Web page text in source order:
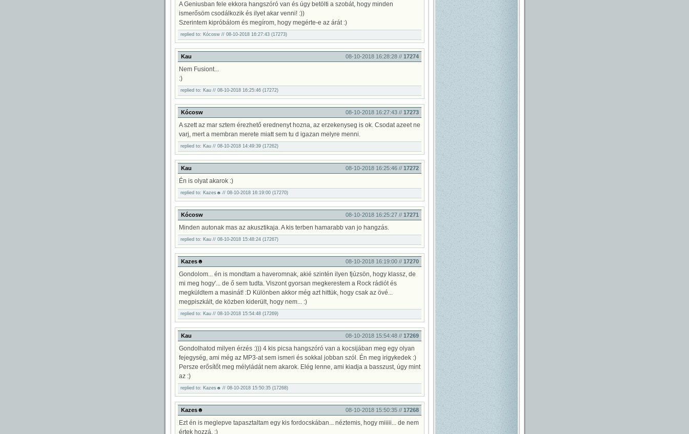
A Geniusban fele ekkora hangszóró van és úgy betölti a szobát, hogy minden
ismerősöm csodálkozik és ilyet akar venni! :))
Szerintem kipróbálom és megírom, hogy megérte-e az árát :)
replied to: Kócosw // 08-10-2018 16:27:43 (17273)
Kau 08-10-2018 16:28:28 // 17274
Nem Fusiont...
:)
replied to: Kau // 08-10-2018 16:25:46 (17272)
Kócosw 08-10-2018 16:27:43 // 17273
A szett az mar sztem érezhető erednenyt hozna, az erzekenyseg is ok. Csodat azeet ne
varj, mert a membran merete miatt sem tu d igazan melyre menni.
replied to: Kau // 08-10-2018 14:49:39 (17262)
Kau 08-10-2018 16:25:46 // 17272
Én is olyat akarok :)
replied to: Kazes☻ // 08-10-2018 16:19:00 (17270)
Kócosw 08-10-2018 16:25:27 // 17271
Minden autonak mas az akusztikaja. A kis terben hamarabb van jo hangzás.
replied to: Kau // 08-10-2018 15:48:24 (17267)
Kazes☻ 08-10-2018 16:19:00 // 17270
Gondolom... én is mondtam a haveromnak, akié szintén ilyen fjúzsön, hogy klassz, de
mi meg hogy'... de ő sem tudta. Viszont gyorsan megkerestem a Rock rádiót és
megküldtem a masinát! :D Különben akkor még azt hittük, hogy csak az övé...
megpiszkált, de közben kiderült, hogy nem... :)
replied to: Kau // 08-10-2018 15:54:48 (17269)
Kau 08-10-2018 15:54:48 // 17269
Gondolhatod milyen érzés :))) 4 kis picsa hangszóró van a kocsijában meg egy olyan
fejegység, ami még az MP3-at sem ismeri és sokkal jobban szól. Én meg irigykedek :)
Persze erősítőt meg mélyládát nem akarok. Elég lenne, ami kiadja a basszust, úgy mint
az :)
replied to: Kazes☻ // 08-10-2018 15:50:35 (17268)
Kazes☻ 08-10-2018 15:50:35 // 17268
Ezt én is meglepve tapasztaltam egy kis fordocskában... néztemis, hogy miiiii... de nem
értek hozzá. :)